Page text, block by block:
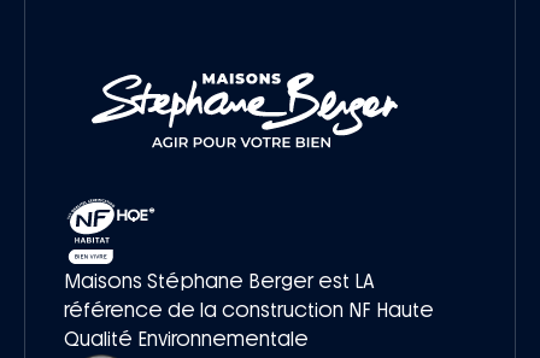
Maisons Stéphane Berger est LA
référence de la construction NF Haute
Qualité Environnementale